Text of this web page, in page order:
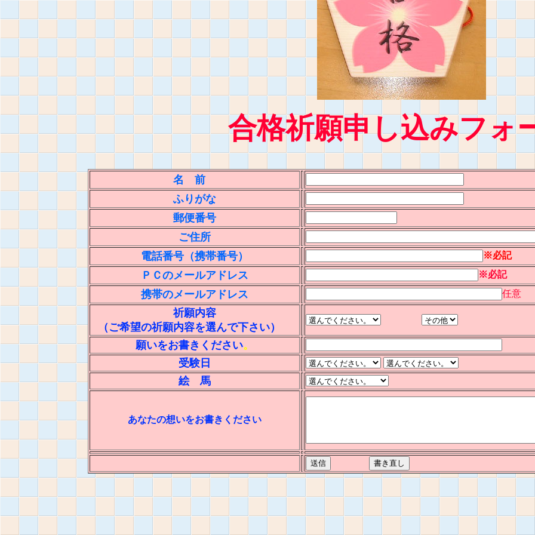
合格祈願申し込みフォ
名 前
ふりがな
郵便番号
ご住所
電話番号（携帯番号）
※必記
ＰＣのメールアドレス ※必記
携帯のメールアドレス 任意
祈願内容
（ご希望の祈願内容を選んで下さい）
願いをお書きください。
受験日
絵 馬
あなたの想いをお書きください